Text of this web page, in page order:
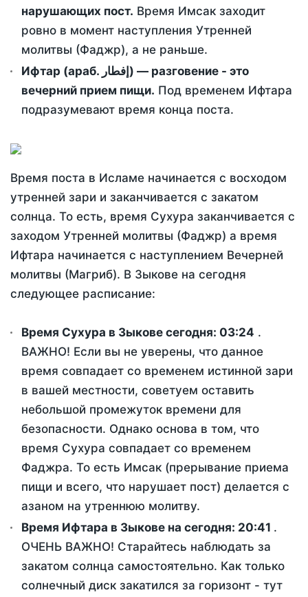
нарушающих пост. Время Имсак заходит
ровно в момент наступления Утренней
молитвы (Фаджр), а не раньше.
Ифтар (араб. إفطار) — разговение - это
вечерний прием пищи. Под временем Ифтара
подразумевают время конца поста.
Время поста в Исламе начинается с восходом
утренней зари и заканчивается с закатом
солнца. То есть, время Сухура заканчивается с
заходом Утренней молитвы (Фаджр) а время
Ифтара начинается с наступлением Вечерней
молитвы (Магриб). В Зыкове на сегодня
следующее расписание:
Время Сухура в Зыкове сегодня: 03:24 .
ВАЖНО! Если вы не уверены, что данное
время совпадает со временем истинной зари
в вашей местности, советуем оставить
небольшой промежуток времени для
безопасности. Однако основа в том, что
время Сухура совпадает со временем
Фаджра. То есть Имсак (прерывание приема
пищи и всего, что нарушает пост) делается с
азаном на утреннюю молитву.
Время Ифтара в Зыкове на сегодня: 20:41 .
ОЧЕНЬ ВАЖНО! Старайтесь наблюдать за
закатом солнца самостоятельно. Как только
солнечный диск закатился за горизонт - тут